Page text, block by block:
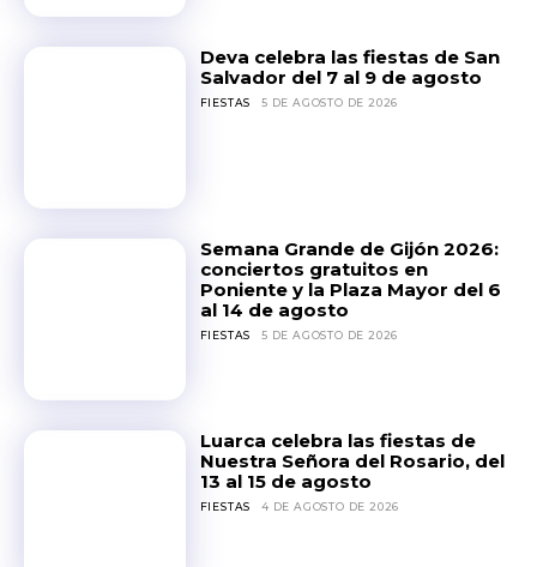
Deva celebra las fiestas de San
Salvador del 7 al 9 de agosto
FIESTAS 5 DE AGOSTO DE 2026
Semana Grande de Gijón 2026:
conciertos gratuitos en
Poniente y la Plaza Mayor del 6
al 14 de agosto
FIESTAS 5 DE AGOSTO DE 2026
Luarca celebra las fiestas de
Nuestra Señora del Rosario, del
13 al 15 de agosto
FIESTAS 4 DE AGOSTO DE 2026